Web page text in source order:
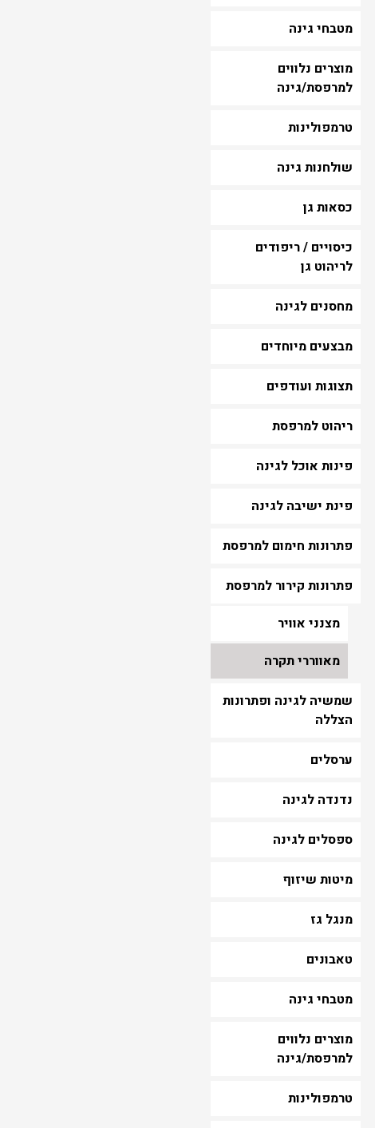
מטבחי גינה
מוצרים נלווים
למרפסת/גינה
טרמפולינות
שולחנות גינה
כסאות גן
כיסויים / ריפודים
לריהוט גן
מחסנים לגינה
מבצעים מיוחדים
תצוגות ועודפים
ריהוט למרפסת
פינות אוכל לגינה
פינת ישיבה לגינה
פתרונות חימום למרפסת
פתרונות קירור למרפסת
מצנני אוויר
מאווררי תקרה
שמשיה לגינה ופתרונות
הצללה
ערסלים
נדנדה לגינה
ספסלים לגינה
מיטות שיזוף
מנגל גז
טאבונים
מטבחי גינה
מוצרים נלווים
למרפסת/גינה
טרמפולינות